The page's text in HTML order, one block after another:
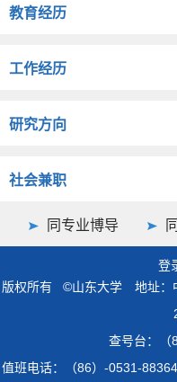
教育经历
工作经历
研究方向
社会兼职
同专业博导
登
版权所有 ©山东大学 地址：
查号台：（
值班电话：（86）-0531-